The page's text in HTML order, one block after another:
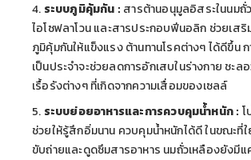
ระบบภูมิคุ้มกัน : สารต้านอนุมูลอิสระในนมถั่
ไอโซฟลาโวน และสารประกอบฟีนอลิก ช่วยเส
ภูมิคุ้มกันให้แข็งแรง ต้านทานโรคต่างๆ ได้ดีขึ้น
เป็นประจำจะช่วยลดการอักเสบในร่างกาย ชะล
เรื้อรังต่างๆ ที่เกิดจากความเสื่อมของเซลล์
ระบบย่อยอาหารและการควบคุมน้ำหนัก :
ช่วยให้รู้สึกอิ่มนาน ควบคุมน้ำหนักได้ดี ในขณะที่ใ
ขับถ่ายและดูดซึมสารอาหาร นมถั่วเหลืองยังมี